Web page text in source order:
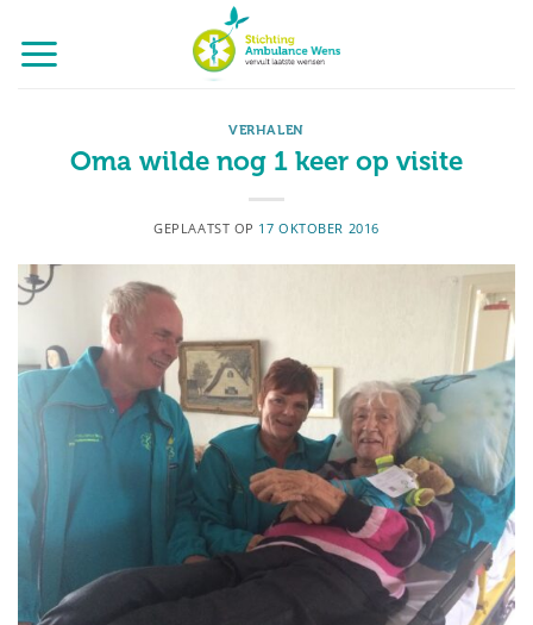
naar
inhoud
VERHALEN
Oma wilde nog 1 keer op visite
GEPLAATST OP 17 OKTOBER 2016